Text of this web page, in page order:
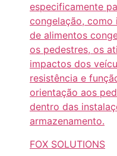
especificamente
congelação, como
de alimentos
os pedestres, os
impactos dos
resistência e
orientação aos
dentro das
armazenamento.
FOX SOLUTIONS